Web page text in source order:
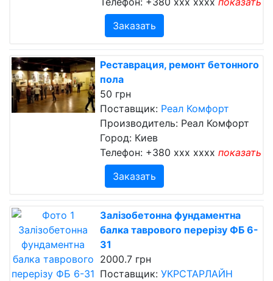
Заказать
Реставрация, ремонт бетонного
пола
50 грн
Поставщик: Реал Комфорт
Производитель: Реал Комфорт
Город: Киев
Телефон: +380 xxx xxxx показать
Заказать
Залізобетонна фундаментна
балка таврового перерізу ФБ 6-
31
2000.7 грн
Поставщик: УКРСТАРЛАЙН